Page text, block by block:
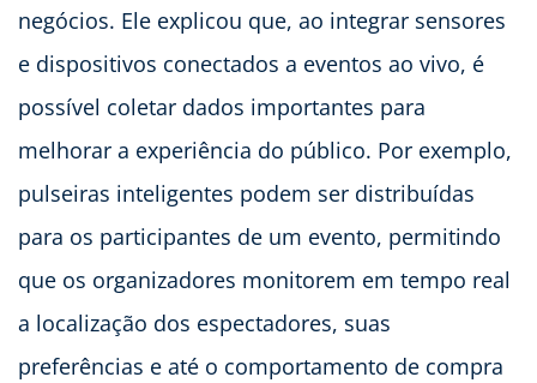
negócios. Ele explicou que, ao integrar sensores
e dispositivos conectados a eventos ao vivo, é
possível coletar dados importantes para
melhorar a experiência do público. Por exemplo,
pulseiras inteligentes podem ser distribuídas
para os participantes de um evento, permitindo
que os organizadores monitorem em tempo real
a localização dos espectadores, suas
preferências e até o comportamento de compra